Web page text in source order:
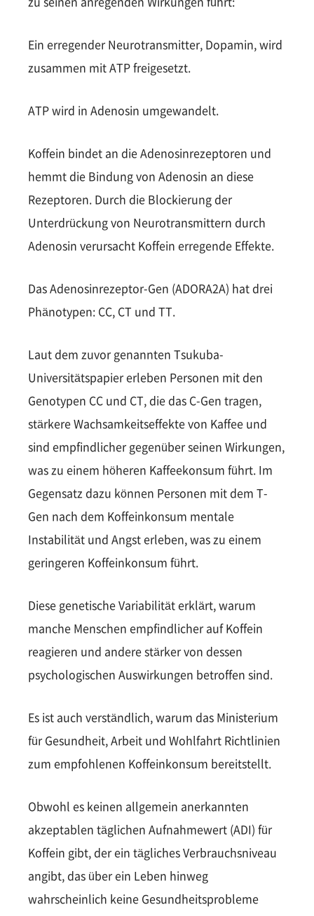
Ein erregender Neurotransmitter, Dopamin, wird
zusammen mit ATP freigesetzt.
ATP wird in Adenosin umgewandelt.
Koffein bindet an die Adenosinrezeptoren und
hemmt die Bindung von Adenosin an diese
Rezeptoren. Durch die Blockierung der
Unterdrückung von Neurotransmittern durch
Adenosin verursacht Koffein erregende Effekte.
Das Adenosinrezeptor-Gen (ADORA2A) hat drei
Phänotypen: CC, CT und TT.
Laut dem zuvor genannten Tsukuba-
Universitätspapier erleben Personen mit den
Genotypen CC und CT, die das C-Gen tragen,
stärkere Wachsamkeitseffekte von Kaffee und
sind empfindlicher gegenüber seinen Wirkungen,
was zu einem höheren Kaffeekonsum führt. Im
Gegensatz dazu können Personen mit dem T-
Gen nach dem Koffeinkonsum mentale
Instabilität und Angst erleben, was zu einem
geringeren Koffeinkonsum führt.
Diese genetische Variabilität erklärt, warum
manche Menschen empfindlicher auf Koffein
reagieren und andere stärker von dessen
psychologischen Auswirkungen betroffen sind.
Es ist auch verständlich, warum das Ministerium
für Gesundheit, Arbeit und Wohlfahrt Richtlinien
zum empfohlenen Koffeinkonsum bereitstellt.
Obwohl es keinen allgemein anerkannten
akzeptablen täglichen Aufnahmewert (ADI) für
Koffein gibt, der ein tägliches Verbrauchsniveau
angibt, das über ein Leben hinweg
wahrscheinlich keine Gesundheitsprobleme